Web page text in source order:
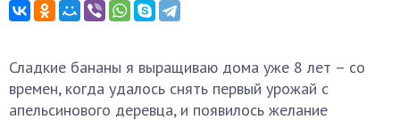
Сладкие бананы я выращиваю дома уже 8 лет – со
времен, когда удалось снять первый урожай с
апельсинового деревца, и появилось желание